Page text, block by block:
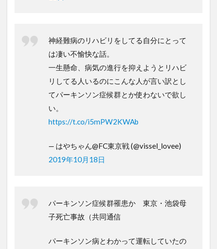
神経難病のリハビリをしてる自分にとって
は凄い不愉快な話。
一生懸命、病気の進行を抑えようとリハビ
リしてる人いるのにこんな人が言い訳とし
てパーキンソン症候群とか使わないで欲し
い。
https://t.co/i5mPW2KWAb
— はやちゃん@FC東京戦 (@vissel_lovee)
2019年10月18日
パーキンソン症候群罹患か 東京・池袋母
子死亡事故（共同通信
パーキンソン病とわかって運転していたの